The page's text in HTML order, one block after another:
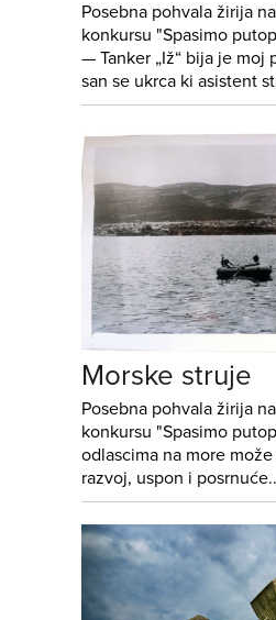
Posebna pohvala žirija na
konkursu "Spasimo
— Tanker „Iž“ bija je moj
san se ukrca ki asistent
Morske struje
Posebna pohvala žirija na
konkursu "Spasimo
odlascima na more
razvoj, uspon i